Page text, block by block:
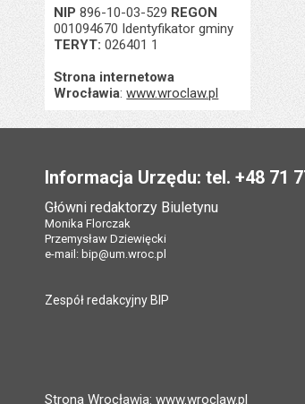
NIP 896-10-03-529 REGON
001094670 Identyfikator gminy
TERYT: 026401 1
Strona internetowa
Wrocławia:www.wroclaw.pl
Informacja Urzędu: tel. +48 71
Główni redaktorzy Biuletynu
Monika Florczak
Przemysław Dziewięcki
e-mail: bip@um.wroc.pl
Zespół redakcyjny BIP
Strona Wrocławia: www.wroclaw.pl